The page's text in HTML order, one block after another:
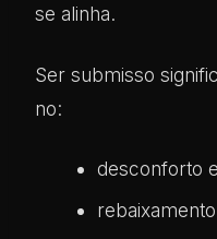
se alinha.
Ser submisso
no:
desconforto